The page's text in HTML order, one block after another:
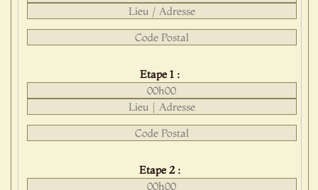
Etape 1 :
Etape 2 :